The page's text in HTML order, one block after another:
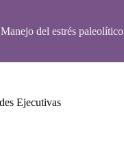
Manejo del estrés paleolítico